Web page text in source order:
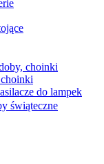
do lampek
świąteczne